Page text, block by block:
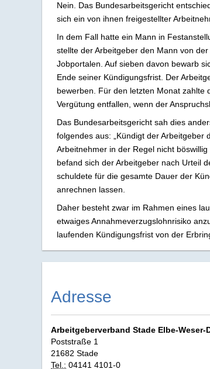
Nein. Das Bundesarbeitsgericht
sich ein von ihnen freigestellter
In dem Fall hatte ein Mann in
stellte der Arbeitgeber den Mann von
Jobportalen. Auf sieben davon bewarb
Ende seiner Kündigungsfrist. Der
bewerben. Für den letzten Monat zahlte
Vergütung entfallen, wenn der
Das Bundesarbeitsgericht sah dies
folgendes aus: „Kündigt der
Arbeitnehmer in der Regel nicht
befand sich der Arbeitgeber nach Urteil
schuldete für die gesamte Dauer der
anrechnen lassen.
Daher besteht zwar im Rahmen eines
etwaiges Annahmeverzugslohnrisiko
laufenden Kündigungsfrist von der
Adresse
Arbeitgeberverband Stade
Poststraße 1
21682 Stade
Tel.: 04141 4101-0